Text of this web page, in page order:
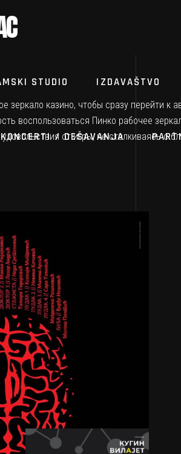
STUDIO IZDAVAŠTVO
KONCERTI / DEŠAVANJA
зеркало казино, чтобы сразу перейти
воспользоваться Пинко рабочее
от игры, не сталкиваясь с